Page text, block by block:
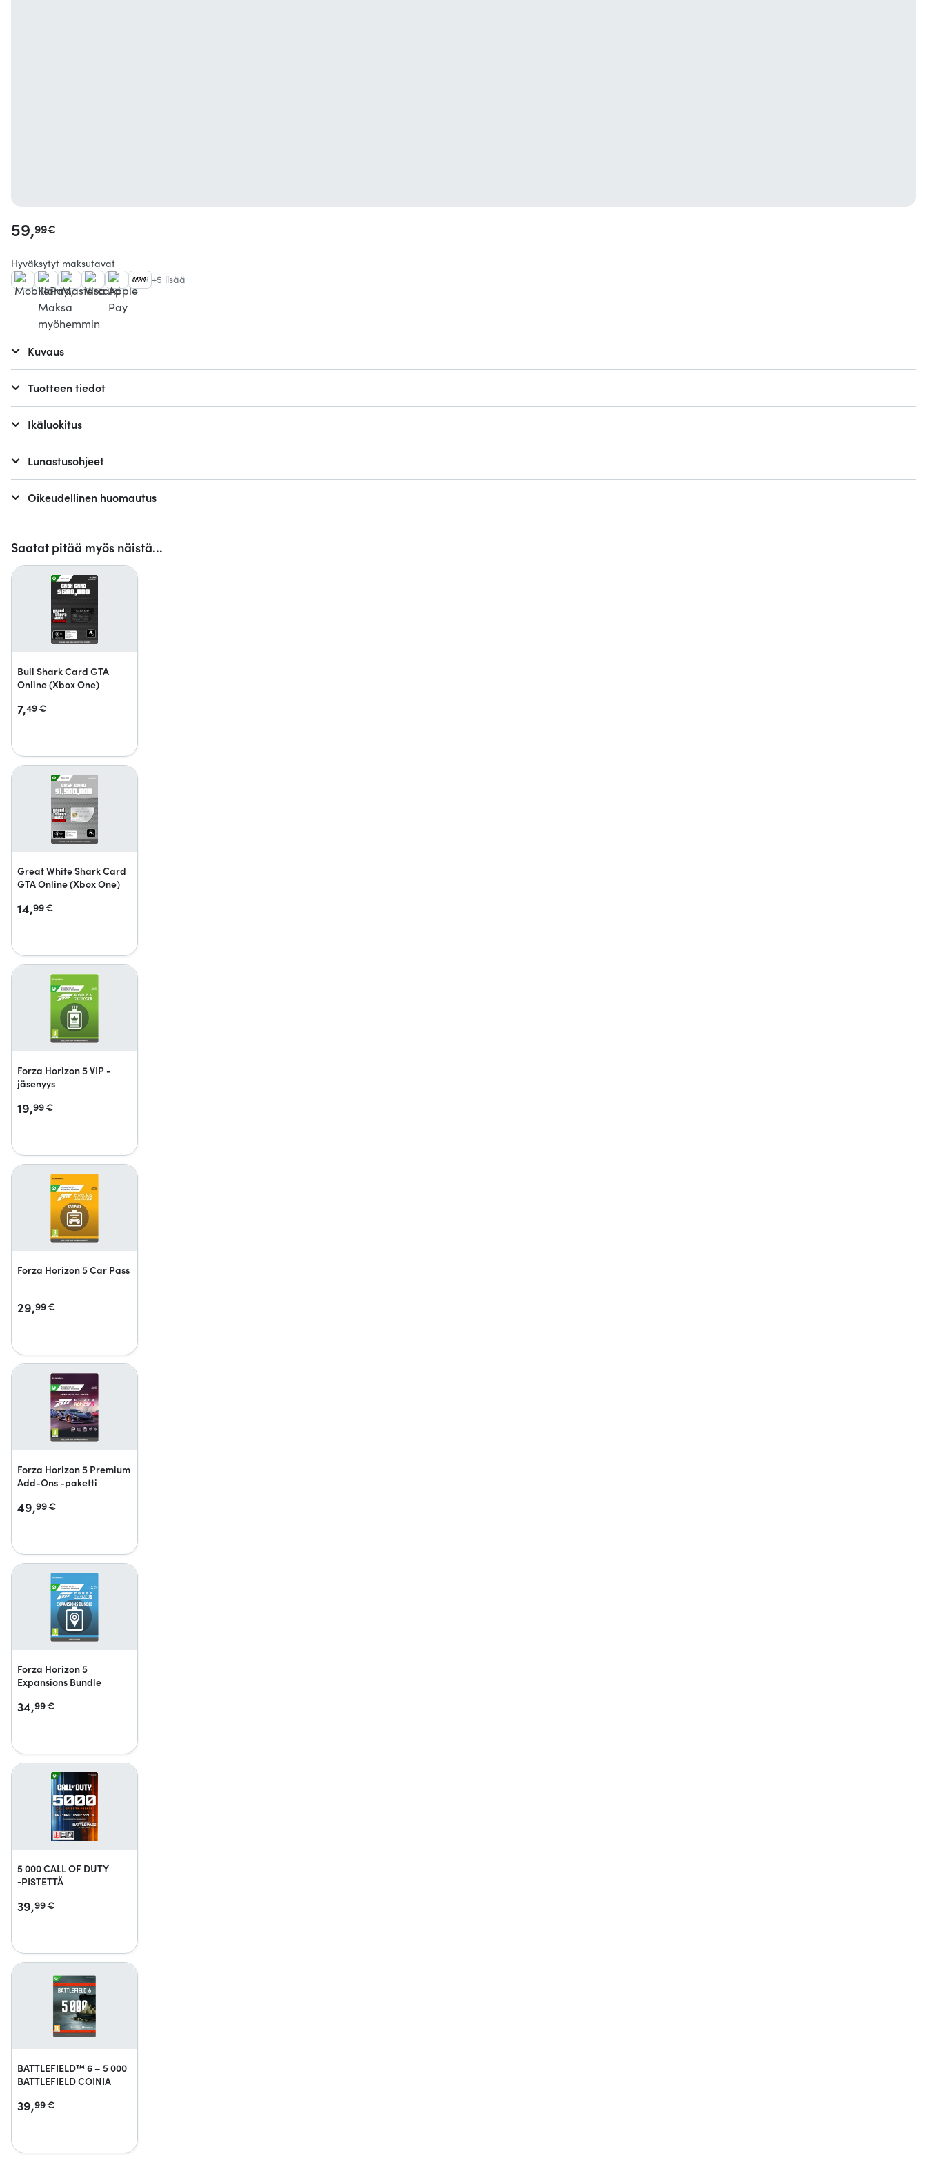
Saatat pitää myös näistä...
Bull Shark Card GTA
Online (Xbox One)
7,49€
Great White Shark Card
GTA Online (Xbox One)
14,99€
Forza Horizon 5 VIP -
jäsenyys
19,99€
Forza Horizon 5 Car Pass
29,99€
Forza Horizon 5 Premium
Add-Ons -paketti
49,99€
Forza Horizon 5
Expansions Bundle
34,99€
5 000 CALL OF DUTY
‑PISTETTÄ
39,99€
BATTLEFIELD™ 6 – 5 000
BATTLEFIELD COINIA
39,99€
59,99€
Hyväksytyt maksutavat
+5 lisää
Kuvaus
Tuotteen tiedot
Ikäluokitus
Lunastusohjeet
Oikeudellinen huomautus